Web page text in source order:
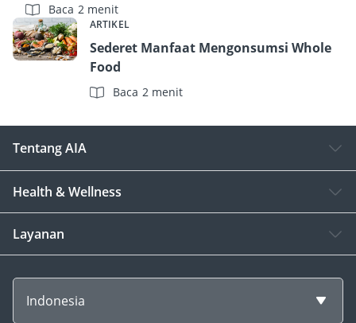
Baca 2 menit
ARTIKEL
Sederet Manfaat Mengonsumsi Whole
Food
Baca 2 menit
Tentang AIA
Health & Wellness
Layanan
Indonesia